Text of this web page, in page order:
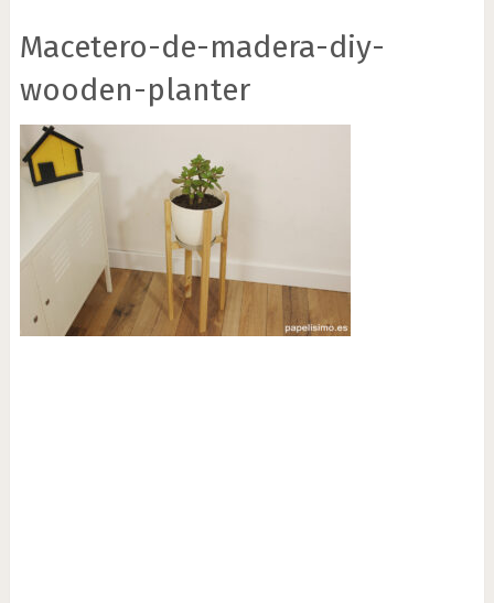
Macetero-de-madera-diy-
wooden-planter